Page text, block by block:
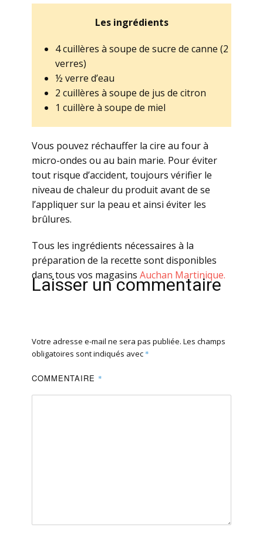
Les ingrédients
4 cuillères à soupe de sucre de canne (2
verres)
½ verre d’eau
2 cuillères à soupe de jus de citron
1 cuillère à soupe de miel
Vous pouvez réchauffer la cire au four à
micro-ondes ou au bain marie. Pour éviter
tout risque d’accident, toujours vérifier le
niveau de chaleur du produit avant de se
l’appliquer sur la peau et ainsi éviter les
brûlures.
Tous les ingrédients nécessaires à la
préparation de la recette sont disponibles
dans tous vos magasins Auchan Martinique.
Laisser un commentaire
Votre adresse e-mail ne sera pas publiée. Les champs
obligatoires sont indiqués avec *
COMMENTAIRE *